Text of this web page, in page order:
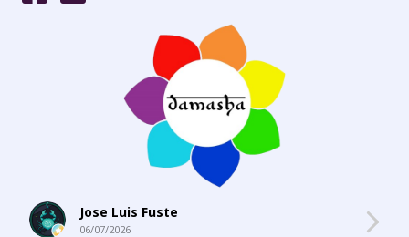
Jose Luis Fuste
06/07/2026